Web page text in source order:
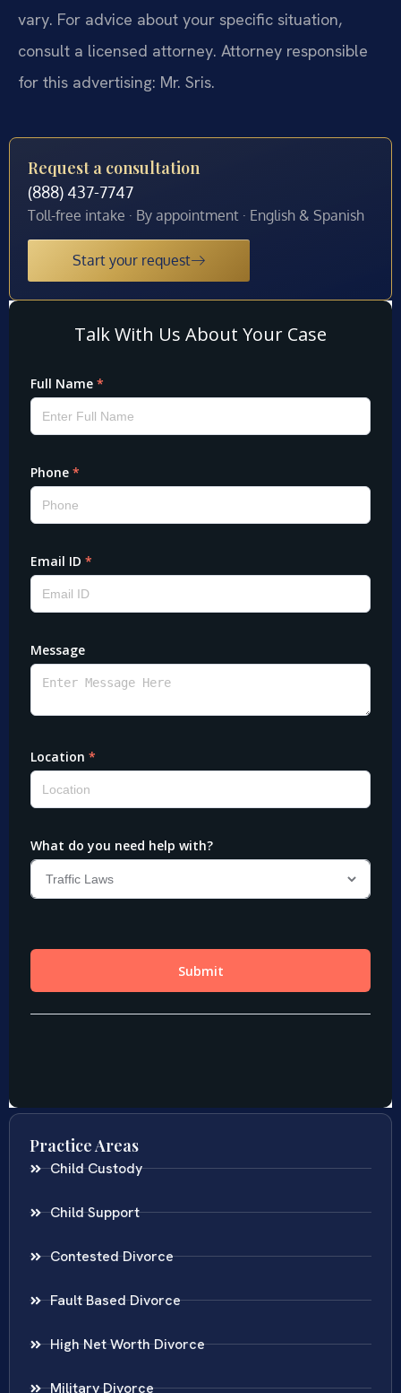
vary. For advice about your specific situation,
consult a licensed attorney. Attorney responsible
for this advertising: Mr. Sris.
Request a consultation
(888) 437-7747
Toll-free intake · By appointment · English & Spanish
Start your request
Practice Areas
Child Custody
Child Support
Contested Divorce
Fault Based Divorce
High Net Worth Divorce
Military Divorce